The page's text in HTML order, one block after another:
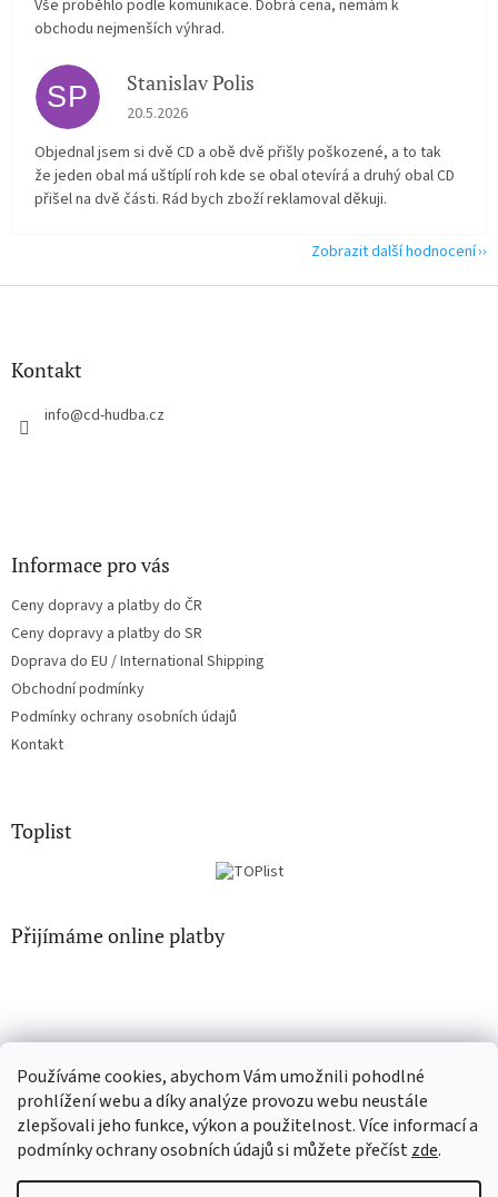
Používáme cookies, abychom Vám umožnili pohodlné
prohlížení webu a díky analýze provozu webu neustále
zlepšovali jeho funkce, výkon a použitelnost. Více informací a
podmínky ochrany osobních údajů si můžete přečístzde.
Vše proběhlo podle komunikace. Dobrá cena, nemám k
obchodu nejmenších výhrad.
SP Stanislav Polis
Hodnocení obchodu je 2 z 5 hvězdiček.
20.5.2026
Objednal jsem si dvě CD a obě dvě přišly poškozené, a to tak
že jeden obal má uštíplí roh kde se obal otevírá a druhý obal CD
přišel na dvě části. Rád bych zboží reklamoval děkuji.
Zobrazit další hodnocení
Z
Kontakt
info@cd-hudba.cz
Informace pro vás
Ceny dopravy a platby do ČR
Ceny dopravy a platby do SR
Doprava do EU / International Shipping
Obchodní podmínky
Podmínky ochrany osobních údajů
Kontakt
Toplist
Přijímáme online platby
EN-filmy.cz CD-Soundtrack.cz
Vytvořil Shoptet